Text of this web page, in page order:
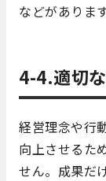
などがあります
4-4.適切
経営理念や行
向上させるた
せん。成果だ